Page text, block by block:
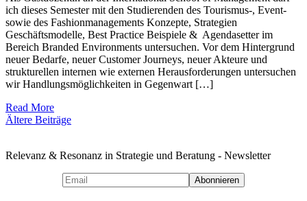
ich dieses Semester mit den Studierenden des Tourismus-, Event-
sowie des Fashionmanagements Konzepte, Strategien
Geschäftsmodelle, Best Practice Beispiele & Agendasetter im
Bereich Branded Environments untersuchen. Vor dem Hintergrund
neuer Bedarfe, neuer Customer Journeys, neuer Akteure und
strukturellen internen wie externen Herausforderungen untersuchen
wir Handlungsmöglichkeiten in Gegenwart […]
Read More
Beitragsnavigation
Ältere Beiträge
Relevanz & Resonanz in Strategie und Beratung - Newsletter